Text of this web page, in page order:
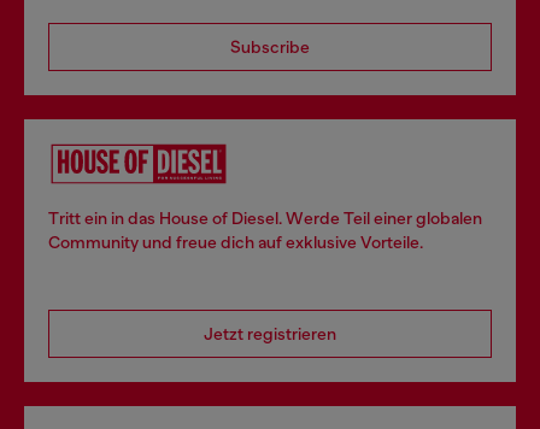
Subscribe
Tritt ein in das House of Diesel. Werde Teil einer globalen
Community und freue dich auf exklusive Vorteile.
Jetzt registrieren